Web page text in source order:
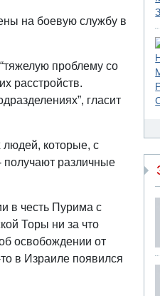
на боевую службу в
проблему со
расстройств.
гласит
людей, которые, с
получают различные
в честь Пурима с
Торы ни за что
освобождении от
в Израиле появился